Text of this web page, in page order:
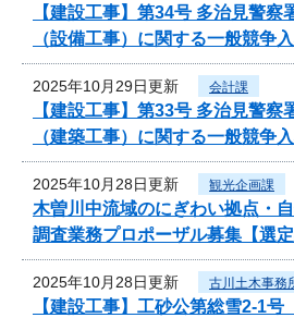
【建設工事】第34号 多治見警察
（設備工事）に関する一般競争
2025年10月29日更新 会計課
【建設工事】第33号 多治見警察
（建築工事）に関する一般競争
2025年10月28日更新 観光企画課
木曽川中流域のにぎわい拠点・
調査業務プロポーザル募集【選定
2025年10月28日更新 古川土木事務
【建設工事】工砂公第総雪2-1